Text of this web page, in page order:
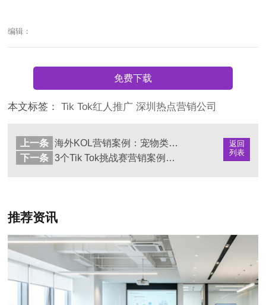
编辑：
免费下载
本文标签：TikTok红人推广深圳热点营销公司
返回
列表
上一条
海外KOL营销案例：宠物类Tik Tok红人推广如何引爆品牌走红？
下一条
3个Tik Tok挑战赛营销案例告诉您，低预算也能引发病毒式传播
推荐资讯